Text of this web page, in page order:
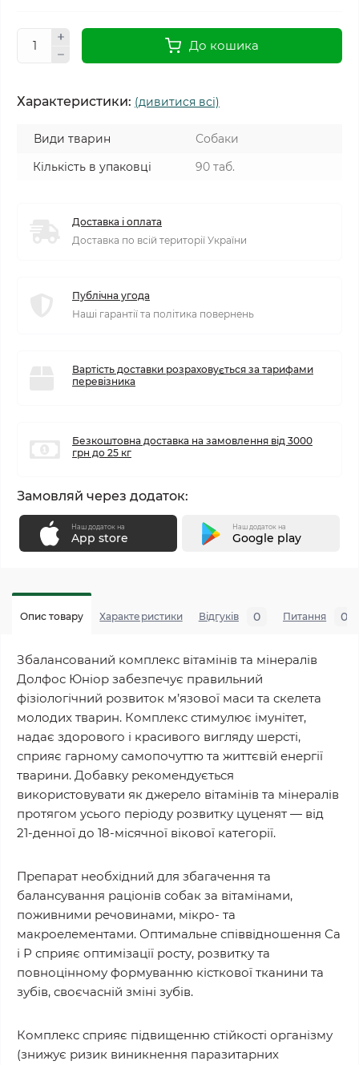
До кошика
Характеристики: (дивитися всі)
Види тварин
Собаки
Кількість в упаковці
90 таб.
Доставка і оплата
Доставка по всій території України
Публічна угода
Наші гарантії та політика повернень
Вартість доставки розраховується за тарифами
перевізника
Безкоштовна доставка на замовлення від 3000
грн до 25 кг
Замовляй через додаток:
Наш додаток на
App store
Наш додаток на
Google play
Опис товару Характеристики Відгуків 0 Питання 0
Збалансований комплекс вітамінів та мінералів
Долфос Юніор забезпечує правильний
фізіологічний розвиток м’язової маси та скелета
молодих тварин. Комплекс стимулює імунітет,
надає здорового і красивого вигляду шерсті,
сприяє гарному самопочуттю та життєвій енергії
тварини. Добавку рекомендується
використовувати як джерело вітамінів та мінералів
протягом усього періоду розвитку цуценят — від
21-денної до 18-місячної вікової категорії.
Препарат необхідний для збагачення та
балансування раціонів собак за вітамінами,
поживними речовинами, мікро- та
макроелементами. Оптимальне співвідношення Са
і Р сприяє оптимізації росту, розвитку та
повноцінному формуванню кісткової тканини та
зубів, своєчасній зміні зубів.
Комплекс сприяє підвищенню стійкості організму
(знижує ризик виникнення паразитарних